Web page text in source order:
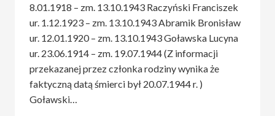
8.01.1918 – zm. 13.10.1943 Raczyński Franciszek
ur. 1.12.1923 – zm. 13.10.1943 Abramik Bronisław
ur. 12.01.1920 – zm. 13.10.1943 Goławska Lucyna
ur. 23.06.1914 – zm. 19.07.1944 (Z informacji
przekazanej przez członka rodziny wynika że
faktyczną datą śmierci był 20.07.1944 r. )
Goławski…